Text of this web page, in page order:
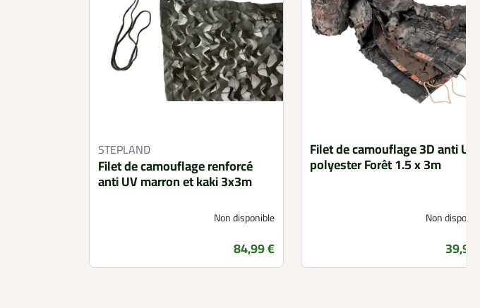
STEPLAND
Filet de camouflage renforcé
anti UV marron et kaki 3x3m
Non disponible
Prix
84,99 €
Filet de camouflage 3D anti UV
polyester Forêt 1.5 x 3m
Non disponible
Prix
39,99 €